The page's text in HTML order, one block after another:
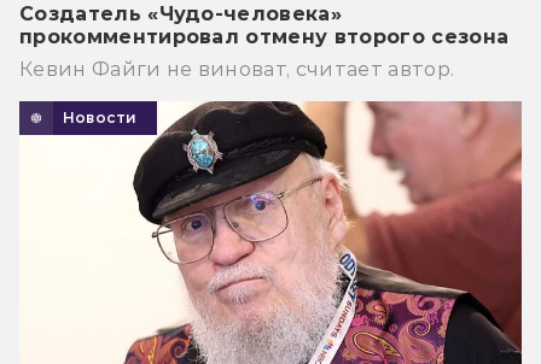
Создатель «Чудо-человека»
прокомментировал отмену второго сезона
Кевин Файги не виноват, считает автор.
Новости